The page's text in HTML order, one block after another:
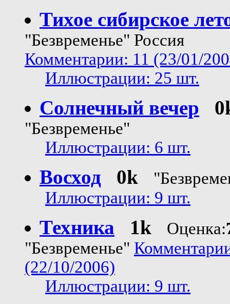
Тихое сибирское
"Безвременье" Россия
Комментарии: 11 (23/01/
Иллюстрации: 25 шт.
Солнечный вечер
"Безвременье"
Иллюстрации: 6 шт.
Восход 0k
Иллюстрации: 9 шт.
Техника 1k Оценка:
"Безвременье"
(22/10/2006)
Иллюстрации: 9 шт.